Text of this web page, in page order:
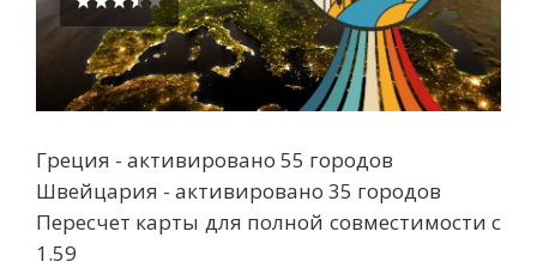
Греция - активировано 55 городов
Швейцария - активировано 35 городов
Пересчет карты для полной совместимости с
1.59